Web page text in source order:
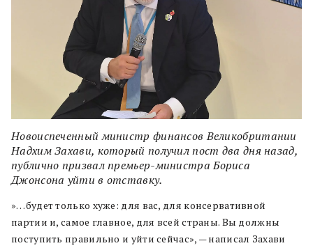
Новоиспеченный министр финансов Великобритании
Надхим Захави, который получил пост два дня назад,
публично призвал премьер-министра Бориса
Джонсона уйти в отставку.
»…будет только хуже: для вас, для консервативной
партии и, самое главное, для всей страны. Вы должны
поступить правильно и уйти сейчас», — написал Захави